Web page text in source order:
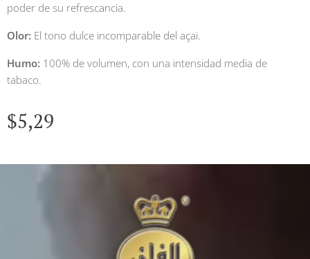
poder de su refrescancia.
Olor: El tono dulce incomparable del açai.
Humo: 100% de volumen, con una intensidad media de
tabaco.
$5,29